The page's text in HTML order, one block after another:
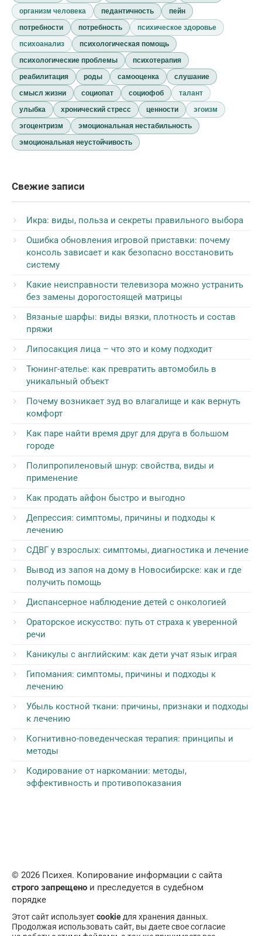
организм человека
педантичность
пейн
потребности
потребность
психическое здоровье
психоанализ
психологическая помощь
психологические проблемы
психотерапия
реабилитация
роды самооценка
слушание
смысл жизни
социопат социофоб
талант
улыбка
хронический стресс ценности
эгоизм
эгоцентризм
эмоциональная нестабильность
эмоциональная неустойчивость
Свежие записи
Икра: виды, польза и секреты правильного выбора
Ошибка обновления игровой приставки: почему
консоль зависает и как безопасно восстановить
систему
Какие неисправности телевизора можно устранить
без замены дорогостоящей матрицы
Вязаные шарфы: виды вязки, плотность и состав
пряжи
Липосакция лица – что это и кому подходит
Тюнинг-ателье: как превратить автомобиль в
уникальный объект
Почему возникает зуд во влагалище и как вернуть
комфорт
Как паре найти время друг для друга в большом
городе
Полипропиленовый шнур: свойства, виды и
применение
Как продать айфон быстро и выгодно
Депрессия: симптомы, причины и подходы к
лечению
СДВГ у взрослых: симптомы, диагностика и лечение
Вывод из запоя на дому в Новосибирске: как и где
получить помощь
Диспансерное наблюдение детей с онкологией
Ораторское искусство: путь от страха к уверенной
речи
Каникулы с английским: как дети учат язык играя
Гипомания: симптомы, причины и подходы к
лечению
Убыль костной ткани: причины, признаки и подходы
к лечению
Когнитивно-поведенческая терапия: принципы и
методы
Кодирование от наркомании: методы,
эффективность и противопоказания
© 2026 Психея. Копирование информации с сайта
строго запрещено и преследуется в судебном
порядке
Этот сайт используетcookieдля хранения данных.
Продолжая использовать сайт, вы даете свое согласие